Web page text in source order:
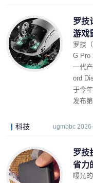
罗技
游戏
罗技
G Pro
一代
ord
于今
发布
科技 ugmbbc
罗技
省力
曝光